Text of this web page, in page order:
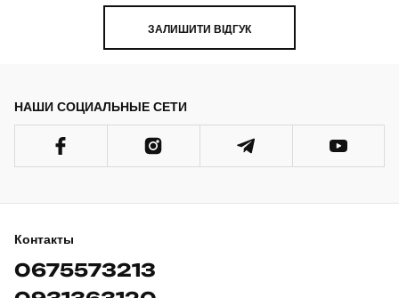
ЗАЛИШИТИ ВІДГУК
НАШИ СОЦИАЛЬНЫЕ СЕТИ
Контакты
0675573213